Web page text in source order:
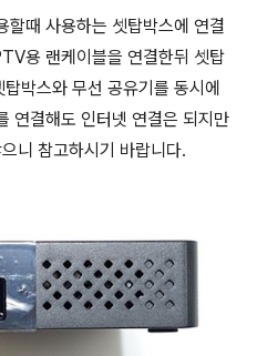
때 사용하는 셋탑박스에 연결
용 랜케이블을 연결한뒤 셋탑
박스와 무선 공유기를 동시에
연결해도 인터넷 연결은 되지만
니 참고하시기 바랍니다.